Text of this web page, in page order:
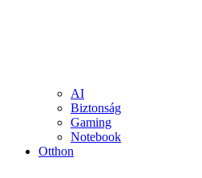
AI
Biztonság
Gaming
Notebook
Otthon